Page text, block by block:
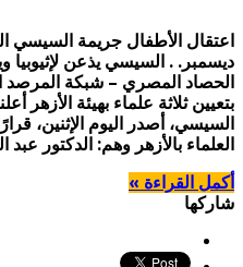
ديسمبر. . السيسي يذعن لإثيوبيا
الحصاد المصري – شبكة المرصد
بتعيين ثلاثة علماء بهيئة الأزهر
السيسي، أصدر اليوم الإثنين،
العلماء بالأزهر وهم: الدكتور
أكمل القراءة »
شاركها